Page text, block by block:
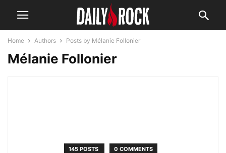
Home Authors Posts by Mélanie Follonier
Mélanie Follonier
145 POSTS 0 COMMENTS